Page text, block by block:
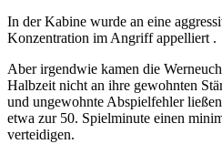
In der Kabine wurde an eine
Konzentration im Angriff appelliert .
Aber irgendwie kamen die
Halbzeit nicht an ihre gewohnten
und ungewohnte Abspielfehler
etwa zur 50. Spielminute einen
verteidigen.